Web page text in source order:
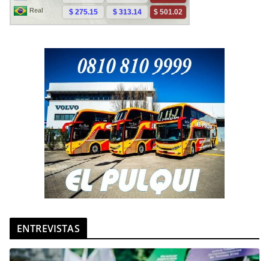
ENTREVISTAS